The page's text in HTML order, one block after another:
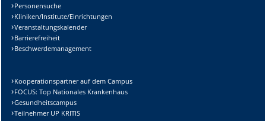
Personensuche
Kliniken/Institute/Einrichtungen
Veranstaltungskalender
Barrierefreiheit
Beschwerdemanagement
Kooperationspartner auf dem Campus
FOCUS: Top Nationales Krankenhaus
Gesundheitscampus
Teilnehmer UP KRITIS